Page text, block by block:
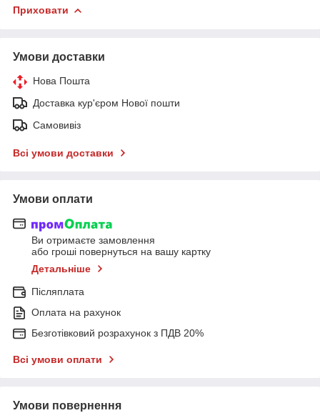
Приховати
Умови доставки
Нова Пошта
Доставка кур'єром Нової пошти
Самовивіз
Всі умови доставки
Умови оплати
Ви отримаєте замовлення
або гроші повернуться на вашу картку
Детальніше
Післяплата
Оплата на рахунок
Безготівковий розрахунок з ПДВ 20%
Всі умови оплати
Умови повернення